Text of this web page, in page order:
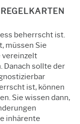
beherrscht ist.
müssen Sie
vereinzelt
Danach sollte der
ist, können
Sie wissen dann,
inhärente